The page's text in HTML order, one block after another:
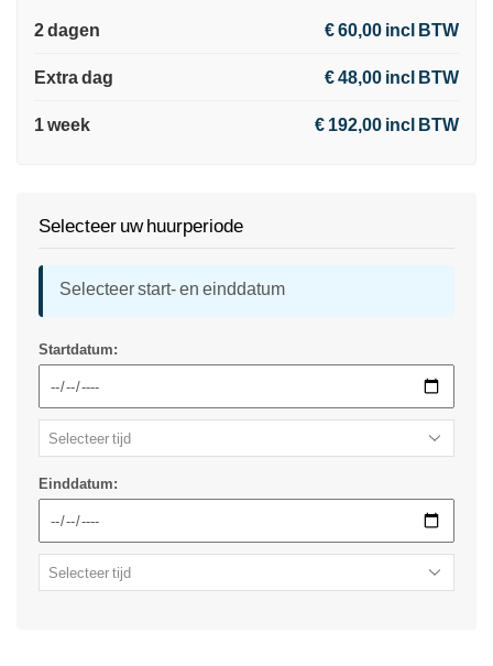
2 dagen € 60,00 incl BTW
Extra dag € 48,00 incl BTW
1 week € 192,00 incl BTW
Selecteer uw huurperiode
Selecteer start- en einddatum
Startdatum:
Einddatum: